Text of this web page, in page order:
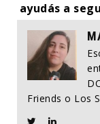
ayudás a
Friends o Los